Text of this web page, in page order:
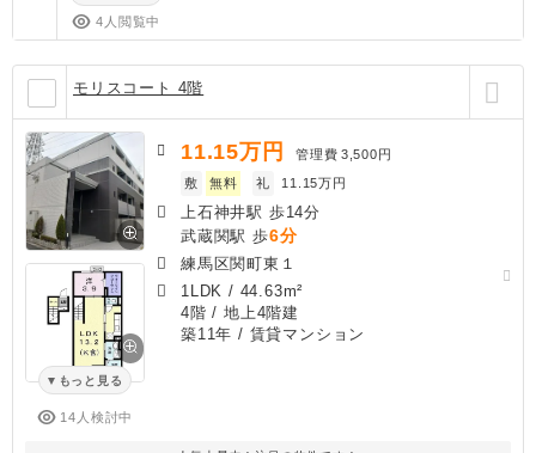
4人閲覧中
モリスコート 4階
もっと見る
14人検討中
11.15万円 管理費 3,500円
敷
無料 礼 11.15万円
上石神井駅 歩14分
武蔵関駅 歩6分
練馬区関町東１
1LDK / 44.63m²
4階 / 地上4階建
築11年 / 賃貸マンション